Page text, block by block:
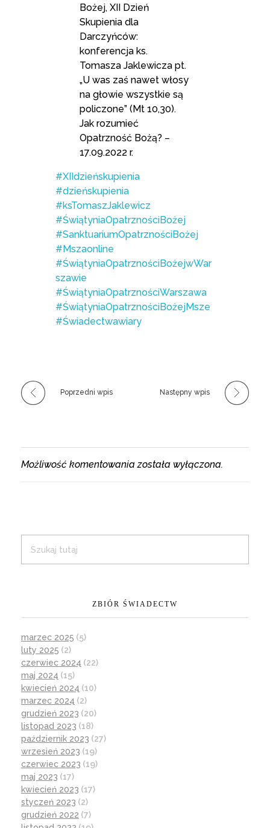
Bożej, XII Dzień
Skupienia dla
Darczyńców:
konferencja ks.
Tomasza Jaklewicza pt.
„U was zaś nawet włosy
na głowie wszystkie są
policzone” (Mt 10,30).
Jak rozumieć
Opatrzność Bożą? –
17.09.2022 r.
#XIIdzieńskupienia
#dzieńskupienia
#ksTomaszJaklewicz
#ŚwiątyniaOpatrznościBożej
#SanktuariumOpatrznościBożej
#Mszaonline
#ŚwiątyniaOpatrznościBożejwWar
szawie
#ŚwiątyniaOpatrznościWarszawa
#ŚwiątyniaOpatrznościBożejMsze
#Świadectwawiary
Poprzedni wpis Następny wpis
Możliwość komentowania została wyłączona.
ZBIÓR ŚWIADECTW
marzec 2025 (5)
luty 2025 (2)
czerwiec 2024 (22)
maj 2024 (15)
kwiecień 2024 (10)
marzec 2024 (2)
grudzień 2023 (20)
listopad 2023 (18)
październik 2023 (27)
wrzesień 2023 (19)
czerwiec 2023 (19)
maj 2023 (17)
kwiecień 2023 (17)
styczeń 2023 (2)
grudzień 2022 (7)